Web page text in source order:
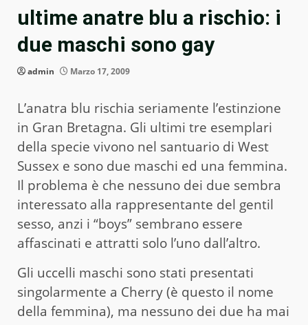
ultime anatre blu a rischio: i
due maschi sono gay
admin Marzo 17, 2009
L’anatra blu rischia seriamente l’estinzione
in Gran Bretagna. Gli ultimi tre esemplari
della specie vivono nel santuario di West
Sussex e sono due maschi ed una femmina.
Il problema è che nessuno dei due sembra
interessato alla rappresentante del gentil
sesso, anzi i “boys” sembrano essere
affascinati e attratti solo l’uno dall’altro.
Gli uccelli maschi sono stati presentati
singolarmente a Cherry (è questo il nome
della femmina), ma nessuno dei due ha mai